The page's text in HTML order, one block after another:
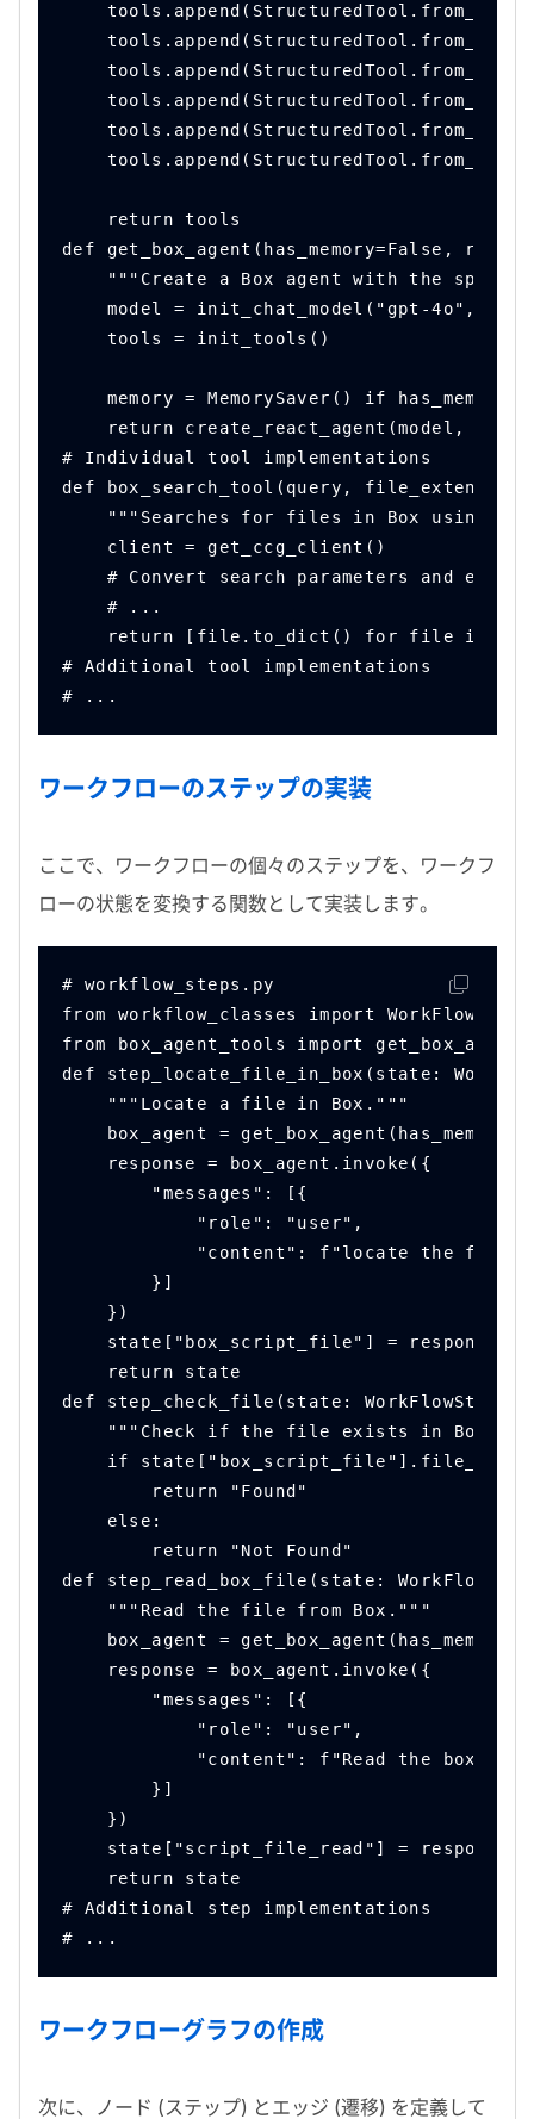
    return tools
def get_box_agent(has_memory=False,
"""Create a Box agent with the
model = init_chat_model("gpt-4o",
    tools = init_tools()
memory = MemorySaver() if has_memory
return create_react_agent(model,
# Individual tool implementations
def box_search_tool(query,
"""Searches for files in Box using
    client = get_ccg_client()
# Convert search parameters and
    # ...
return [file.to_dict() for file in
# Additional tool implementations
# ...
ワークフローのステップの実装
ここで、ワークフローの個々のステップを、ワークフ
ローの状態を変換する関数として実装します。
# workflow_steps.py
from workflow_classes import
from box_agent_tools import get_box_agent
def step_locate_file_in_box(state:
    """Locate a file in Box."""
box_agent =
    response = box_agent.invoke({
        "messages": [{
            "role": "user",
"content": f"locate the file
        }]
    })
state["box_script_file"] =
    return state
def step_check_file(state:
    """Check if the file exists in Box."""
    if state["box_script_file"].file_id:
        return "Found"
    else:
        return "Not Found"
def step_read_box_file(state:
    """Read the file from Box."""
box_agent =
    response = box_agent.invoke({
        "messages": [{
            "role": "user",
"content": f"Read the box
        }]
    })
state["script_file_read"] =
    return state
# Additional step implementations
# ...
ワークフローグラフの作成
次に、ノード (ステップ) とエッジ (遷移) を定義して